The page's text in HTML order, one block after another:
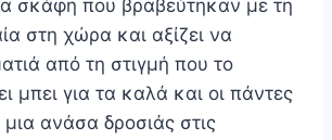
σκάφη που βραβεύτηκαν με τη
στη χώρα και αξίζει να
από τη στιγμή που το
μπει για τα καλά και οι πάντες
ανάσα δροσιάς στις